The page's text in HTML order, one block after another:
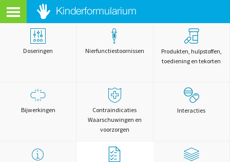
Doseringen Nierfunctiestoornissen
Produkten, hulpstoffen,
toediening en tekorten
Bijwerkingen
Contraindicaties
Waarschuwingen en
voorzorgen
Interacties